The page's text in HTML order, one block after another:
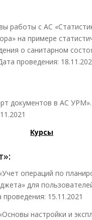
работы с АС
на примере
о санитарном
проведения:
документов в АС
Курсы
операций по
для
15.11.2021
настройки и